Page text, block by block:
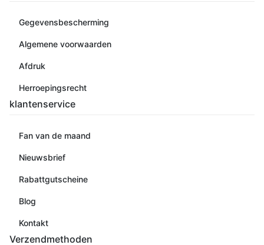
Gegevensbescherming
Algemene voorwaarden
Afdruk
Herroepingsrecht
klantenservice
Fan van de maand
Nieuwsbrief
Rabattgutscheine
Blog
Kontakt
Verzendmethoden